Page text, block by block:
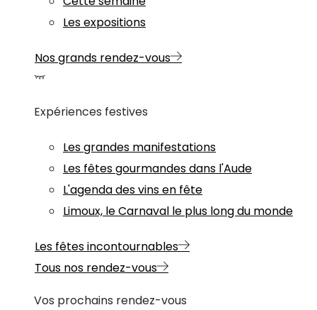
Les expositions
Nos grands rendez-vous
Expériences festives
Les grandes manifestations
Les fêtes gourmandes dans l'Aude
L'agenda des vins en fête
Limoux, le Carnaval le plus long du monde
Les fêtes incontournables
Tous nos rendez-vous
Vos prochains rendez-vous